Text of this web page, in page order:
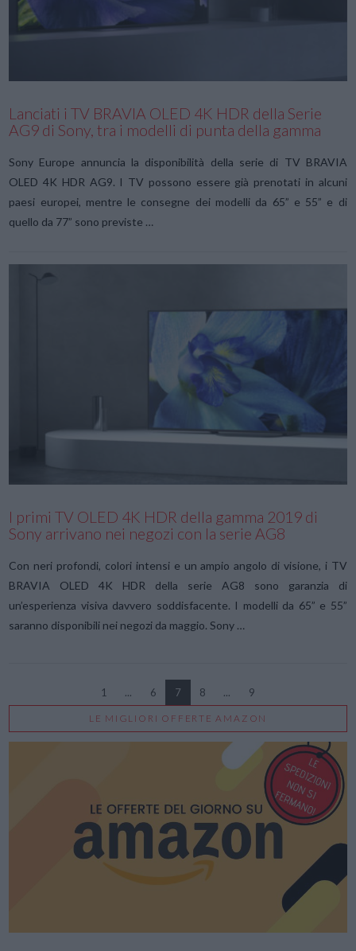
VIEW POST
Lanciati i TV BRAVIA OLED 4K HDR della Serie
AG9 di Sony, tra i modelli di punta della gamma
Sony Europe annuncia la disponibilità della serie di TV BRAVIA
OLED 4K HDR AG9. I TV possono essere già prenotati in alcuni
paesi europei, mentre le consegne dei modelli da 65” e 55” e di
quello da 77” sono previste …
VIEW POST
I primi TV OLED 4K HDR della gamma 2019 di
Sony arrivano nei negozi con la serie AG8
Con neri profondi, colori intensi e un ampio angolo di visione, i TV
BRAVIA OLED 4K HDR della serie AG8 sono garanzia di
un’esperienza visiva davvero soddisfacente. I modelli da 65” e 55”
saranno disponibili nei negozi da maggio. Sony …
1 ... 6 7 8 ... 9
LE MIGLIORI OFFERTE AMAZON